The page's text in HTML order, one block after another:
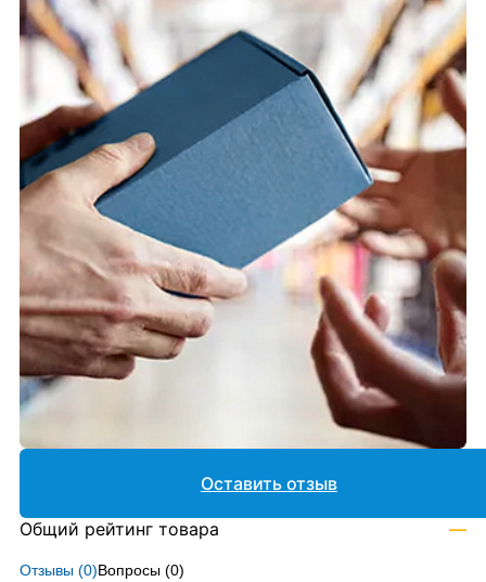
Отзывы (0)Вопросы (0)
Оставить отзыв
Общий рейтинг товара —